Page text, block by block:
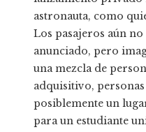
astronauta, como
Los pasajeros aún no
anunciado, pero
una mezcla de
adquisitivo,
posiblemente un
para un estudiante